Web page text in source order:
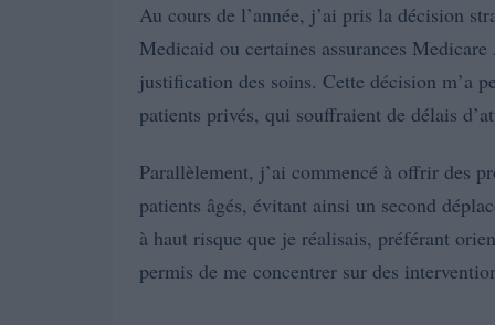
Au cours de l’année, j’ai pris la décision
Medicaid ou certaines assurances
justification des soins. Cette décision m’a
patients privés, qui souffraient de délais
Parallèlement, j’ai commencé à offrir des
patients âgés, évitant ainsi un second
à haut risque que je réalisais, préférant
permis de me concentrer sur des